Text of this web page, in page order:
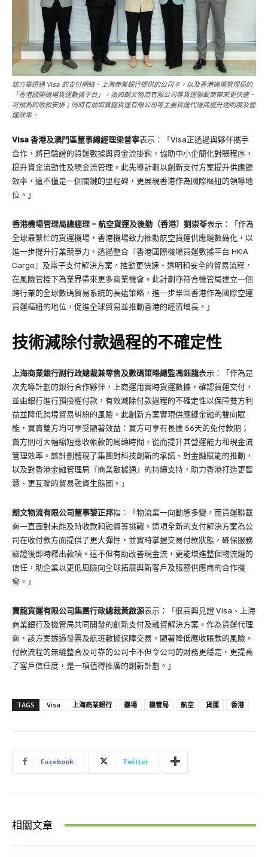
該方案透過 Visa 的支付網絡、上海商業銀行提供的公司卡，以及香港機場管理局的
「香港國際機場貨運數據平台」，為如朗文物流有限公司等貨運聯載商帶來更快速、
可預測的收款安排；同時有助如寶龍貨運有限公司等主要貨運代理商提升透明度及營
運效率。
Visa 香港及澳門區董事總經理梁普寧表示：「Visa正透過與夥伴攜手
合作，將已驗證的貨運數據與資金流掛鈎，協助中小企簡化對賬程序，
提升資金流動性及現金流管理。此先導計劃以創新支付方案提升供應鏈
效率，這不僅是一個關鍵的里程碑，更展現香港作為國際樞紐的領導地
位。」
香港機場管理局總經理 – 航空貨運及後勤（香港）劉崇苓表示：「作為
全球最繁忙的貨運機場，香港機場致力推動航空貨運供應鏈數碼化，以
進一步提升行業競爭力。透過整合『香港國際機場貨運數據平台 HKIA
Cargo』及電子支付解決方案，推動更快速、透明和安全的貿易流程，
在風險管控下為業界帶來更多商業機會。此計劃亦符合機管局建立一個
跨行業的全球數碼貿易系統的長遠策略，進一步鞏固香港作為國際空運
貨運樞紐的地位，促進全球貿易並推動香港的經濟增長。」
技術減除付款過程的不確定性
上海商業銀行副行政總裁兼零售及數碼策略總監馮鈺龍表示：「作為是
次先導計劃的銀行合作夥伴，上商運用實時貨運數據，確認貨運交付，
並由銀行進行預授權付款，有效減除付款過程的不確定性以保障雙方利
益並降低跨境貿易糾紛的風險。此創新方案實現供應鏈金融的雙向賦
能，買賣雙方均可享受顯著效益：買方可享有長達 56天的免付款期；
賣方則可大幅縮短應收帳款的周轉時間，從而提升其營運能力和現金流
管理效率。該計劃體現了集團對科技創新的承諾、對金融賦能的推動，
以及對香港金融管理局『商業數據通』的持續支持，助力香港打造更智
慧、更互聯的貿易融資生態圈。」
朗文物流有限公司董事黎正邦指：「物流業一向動態多變，而貨運聯載
商一直面對未能及時收款和融資等挑戰。這項全新的支付解決方案為公
司在收付款方面提供了更大彈性，並實時掌握交易付款狀態，確保服務
驗證後即時釋出款項。這不但有助改善現金流，更能增進整個物流鏈的
信任，助企業以更低風險向全球拓展與新客戶及服務供應商的合作機
會。」
寶龍貨運有限公司集團行政總裁黃啟源表示：「很高興見證 Visa、上海
商業銀行及機管局共同開發的創新支付及融資解決方案。作為貨運代理
商，該方案透過發票及航班數據保障交易，顯著降低應收賬款的風險。
付款流程的無縫整合及可靠的公司卡不但令公司的財務更穩定，更提高
了客戶信任度，是一項值得推廣的創新計劃。」
TAGS Visa 上海商業銀行 機場 機管局 航空 貨運 香港
Facebook Twitter
相關文章